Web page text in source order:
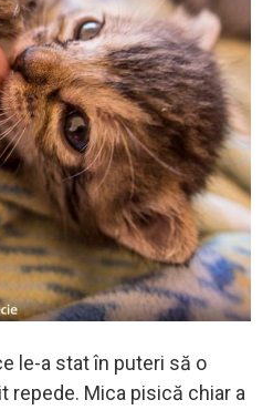
le-a stat în puteri să o
repede. Mica pisică chiar a